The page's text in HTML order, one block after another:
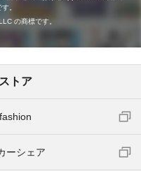
。
の商標です。
トア
ーシェア